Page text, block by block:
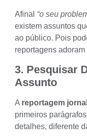
Afinal “o seu
existem assuntos
ao público. Pois
reportagens adoram
3. Pesquisar
Assunto
A reportagem
primeiros
detalhes, diferente